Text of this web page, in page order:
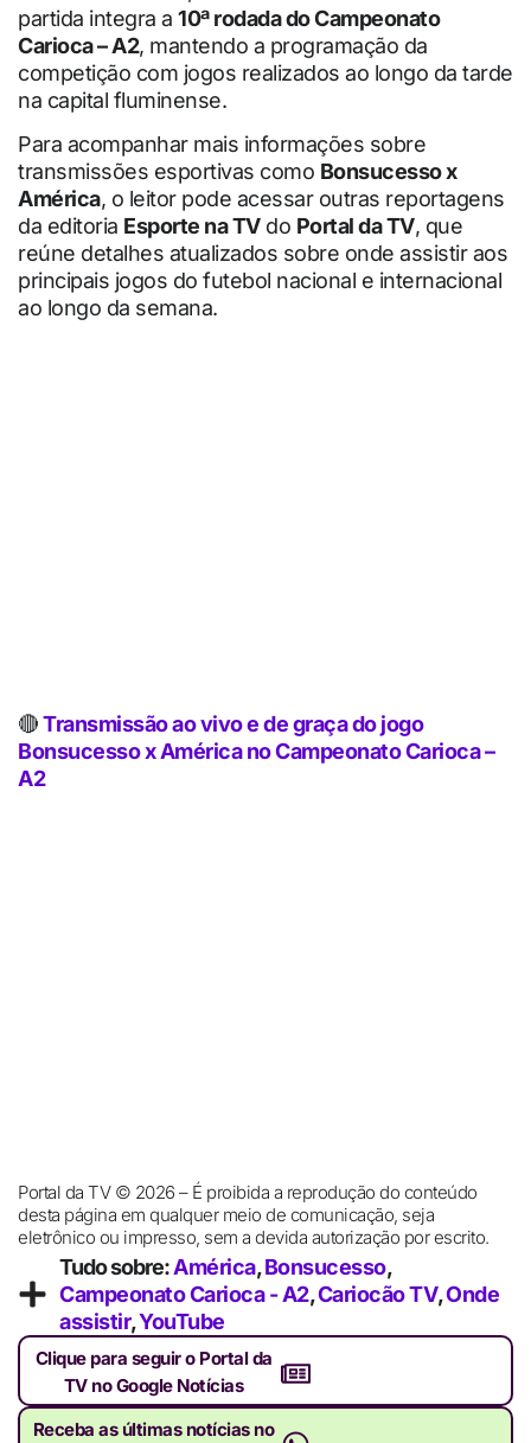
partida integra a 10ª rodada do Campeonato
Carioca – A2, mantendo a programação da
competição com jogos realizados ao longo da tarde
na capital fluminense.
Para acompanhar mais informações sobre
transmissões esportivas como Bonsucesso x
América, o leitor pode acessar outras reportagens
da editoria Esporte na TVdo Portal da TV, que
reúne detalhes atualizados sobre onde assistir aos
principais jogos do futebol nacional e internacional
ao longo da semana.
🔴Transmissão ao vivo e de graça do jogo
Bonsucesso x América no Campeonato Carioca –
A2
Portal da TV © 2026 – É proibida a reprodução do conteúdo
desta página em qualquer meio de comunicação, seja
eletrônico ou impresso, sem a devida autorização por escrito.
Tudo sobre:América,Bonsucesso,
Campeonato Carioca - A2,Cariocão TV,Onde
assistir,YouTube
Clique para seguir o Portal da
TV no Google Notícias
Receba as últimas notícias no